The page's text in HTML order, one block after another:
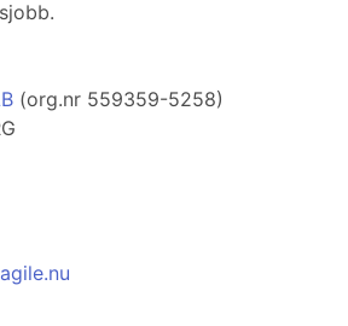
(org.nr 559359-5258)